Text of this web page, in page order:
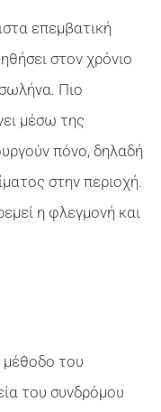
επεμβατική
στον χρόνιο
Πιο
μέσω της
πόνο, δηλαδή
στην περιοχή.
η φλεγμονή και
του
του συνδρόμου